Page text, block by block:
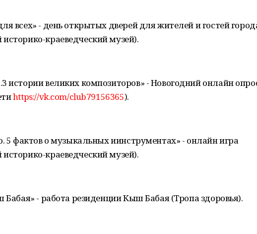
всех» - день открытых дверей для жителей и гостей
краеведческий музей).
истории великих композиторов» - Новогодний онлайн
https://vk.com/club79156365).
5 фактов о музыкальных иинструментах» - онлайн игра
краеведческий музей).
Бабая» - работа резиденции Кыш Бабая (Тропа здоровья).